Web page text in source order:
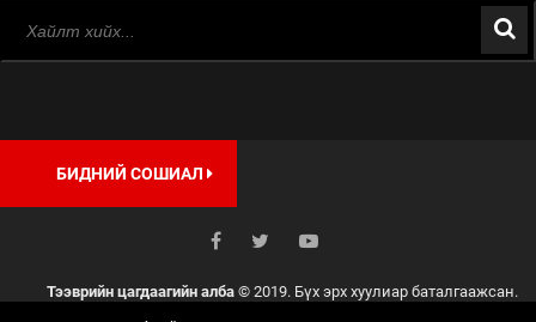
БИДНИЙ СОШИАЛ
Тээврийн цагдаагийн алба © 2019. Бүх эрх хуулиар баталгаажсан.